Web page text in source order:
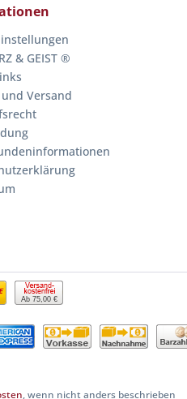
& GEIST ®
Versand
Ab 75,00 €
, wenn nicht anders beschrieben